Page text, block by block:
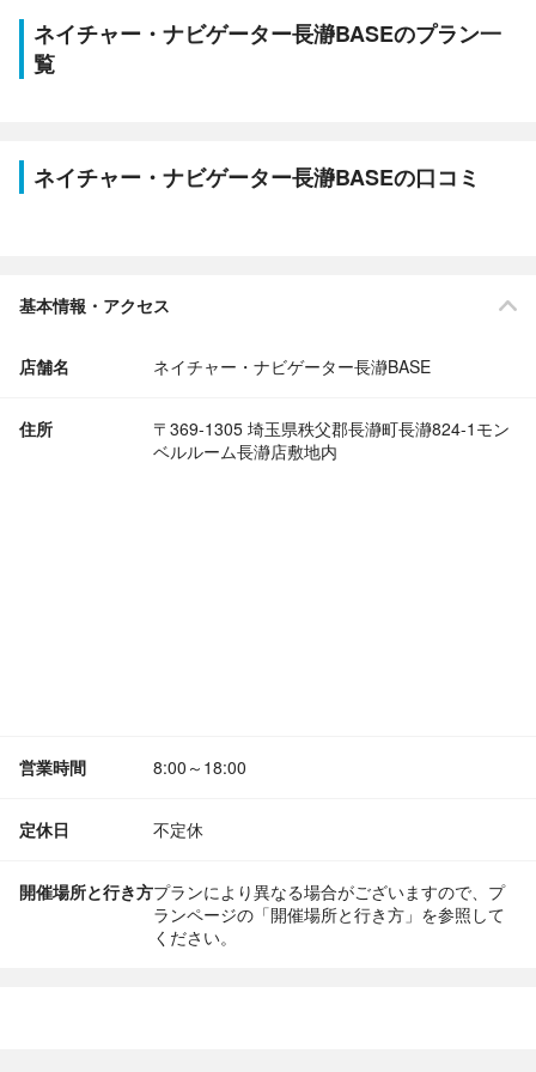
ネイチャー・ナビゲーター長瀞BASEのプラン一
覧
ネイチャー・ナビゲーター長瀞BASEの口コミ
基本情報・アクセス
店舗名 ネイチャー・ナビゲーター長瀞BASE
住所
〒369-1305 埼玉県秩父郡長瀞町長瀞824-1モン
ベルルーム長瀞店敷地内
営業時間 8:00～18:00
定休日 不定休
開催場所と行き方プランにより異なる場合がございますので、プ
ランページの「開催場所と行き方」を参照して
ください。